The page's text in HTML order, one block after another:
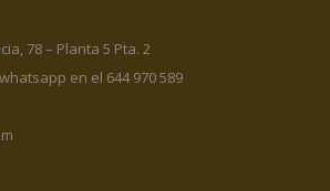
78 – Planta 5 Pta. 2
en el 644 970 589